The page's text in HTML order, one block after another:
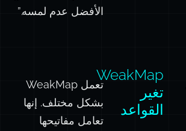
الأفضل عدم لمسه.”
WeakMap
تغير
القواعد
تعمل WeakMap
بشكل مختلف. إنها
تعامل مفاتيحها